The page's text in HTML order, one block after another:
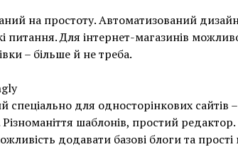
на простоту. Автоматизований дизайн
питання. Для інтернет-магазинів
– більше й не треба.
спеціально для односторінкових сайтів
Різноманіття шаблонів, простий
додавати базові блоги та